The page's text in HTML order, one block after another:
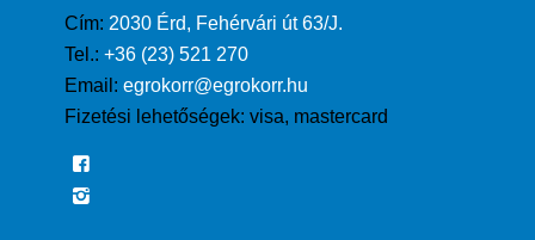
Cím: 2030 Érd, Fehérvári út 63/J.
Tel.: +36 (23) 521 270
Email: egrokorr@egrokorr.hu
Fizetési lehetőségek: visa, mastercard